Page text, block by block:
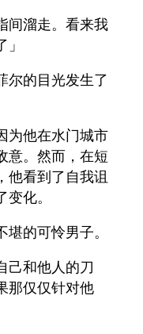
间溜走。看来我
尔的目光发生了
为他在水门城市
意。然而，在短
他看到了自我诅
化。
的可怜男子。
己和他人的刀
那仅仅针对他